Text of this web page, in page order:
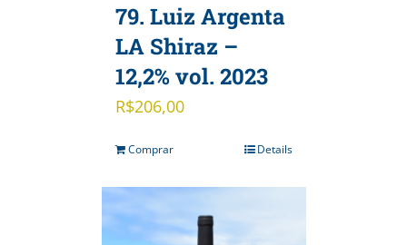
79. Luiz Argenta
LA Shiraz –
12,2% vol. 2023
R$206,00
Comprar Details